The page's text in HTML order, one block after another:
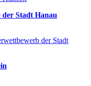
der Stadt Hanau
der Stadt